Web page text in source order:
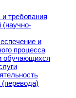
требования
(научно-
и
процесса
обучающихся